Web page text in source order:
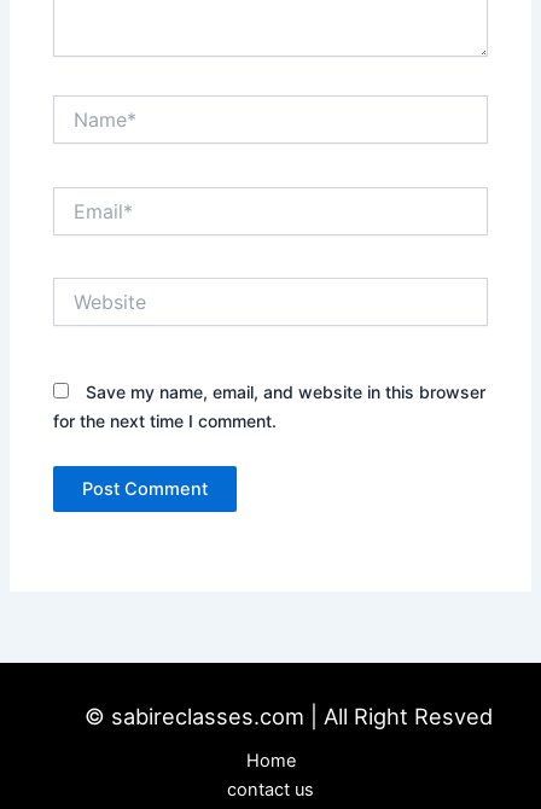
Save my name, email, and website in this browser
for the next time I comment.
© sabireclasses.com | All Right Resved
Home
contact us